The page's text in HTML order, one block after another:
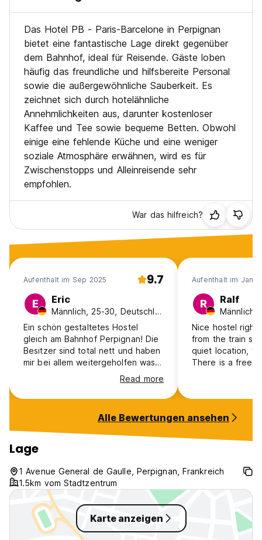
Das Hotel PB - Paris-Barcelone in Perpignan
bietet eine fantastische Lage direkt gegenüber
dem Bahnhof, ideal für Reisende. Gäste loben
häufig das freundliche und hilfsbereite Personal
sowie die außergewöhnliche Sauberkeit. Es
zeichnet sich durch hotelähnliche
Annehmlichkeiten aus, darunter kostenloser
Kaffee und Tee sowie bequeme Betten. Obwohl
einige eine fehlende Küche und eine weniger
soziale Atmosphäre erwähnen, wird es für
Zwischenstopps und Alleinreisende sehr
empfohlen.
War das hilfreich?
Aufenthalt im Sep 2025 9.7
E Eric
Männlich, 25-30, Deutschland
Ein schön gestaltetes Hostel
gleich am Bahnhof Perpignan! Die
Besitzer sind total nett und haben
mir bei allem weitergeholfen was
ich gebraucht habe! Ich fand es
auch sehr schön, dass ich mir mein
Bett selber aussuchen durfte!
meinen Zimmergenossen, die nicht
sehr gesprächig und teilweise
auch um einiges älter waren als
ich, aber das fand ich nicht
schlimm. Kann die Unterkunft nur
empfehlen, vor allem auch wegen
der Lage!
Read more
Aufenthalt im Jan
R Ralf
Männlich,
Nice hostel right
from the train
quiet location,
There is a free
again!
Alle Bewertungen ansehen
Lage
1 Avenue General de Gaulle, Perpignan, Frankreich
1.5km vom Stadtzentrum
Karte anzeigen